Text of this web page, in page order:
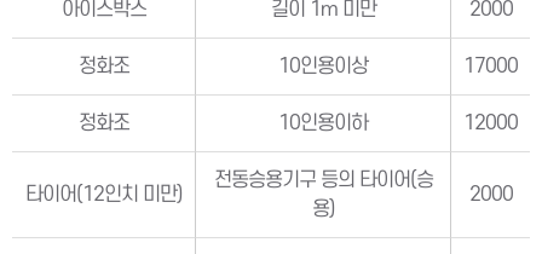
아이스박스 길이 1m 미만 2000
정화조 10인용이상 17000
정화조 10인용이하 12000
타이어(12인치 미만)
전동승용기구 등의 타이어(승
용)
2000